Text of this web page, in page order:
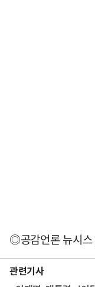
◎공감언론 뉴시스
관련기사